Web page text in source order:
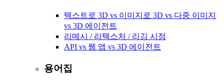
텍스트로 3D vs 이미지로 3D vs 다중 이미지
vs 3D 에이전트
리메시 / 리텍스처 / 리깅 시점
API vs 웹 앱 vs 3D 에이전트
용어집